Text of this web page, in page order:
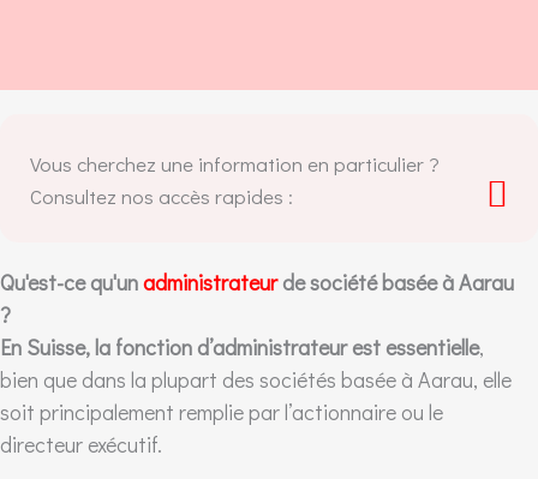
Vous cherchez une information en particulier ?
Consultez nos accès rapides :
Qu'est-ce qu'unadministrateurde société basée à Aarau
?
En Suisse, la fonction d’administrateur est essentielle,
bien que dans la plupart des sociétés basée à Aarau, elle
soit principalement remplie par l’actionnaire ou le
directeur exécutif.